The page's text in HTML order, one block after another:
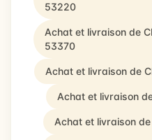
53220
Achat et livraison de
53370
Achat et livraison de
Achat et livraison
Achat et livraison